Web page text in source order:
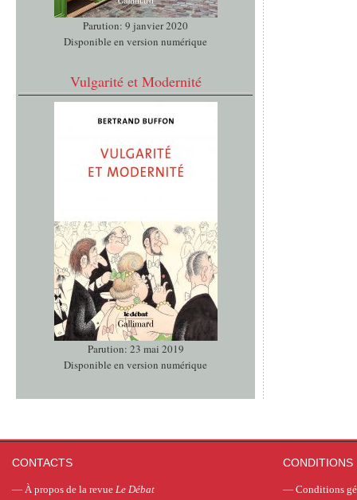
Parution: 9 janvier 2020
Disponible en version numérique
Vulgarité et Modernité
Parution: 23 mai 2019
Disponible en version numérique
CONTACTS
— À propos de la revue Le Débat
CONDITIONS
— Conditions